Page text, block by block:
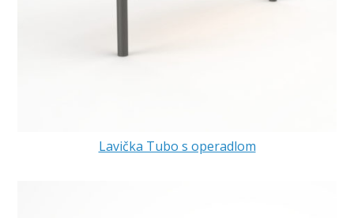
Lavička Tubo s operadlom